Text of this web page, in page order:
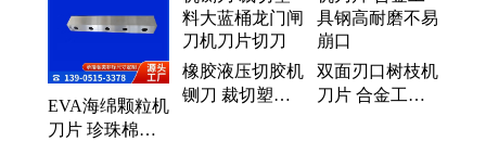
片、粉碎机刀片、旋切机刀片、印刷机刀片、折弯机
模具、包装机刀片、吨袋拆包机刀片、吨袋拆袋机刀
片、异形刀片、异形切刀、破袋机刀片、破包机刀
片、不锈钢刀片、硬质合金刀片、吨袋拆包器、吨袋
破袋刀
EVA海绵颗粒机
刀片 珍珠棉切
橡胶液压切胶机
铡刀 裁切塑料
双面刃口树枝机
刀片 合金工具